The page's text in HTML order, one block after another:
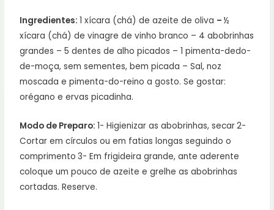
Ingredientes:1 xícara (chá) de azeite de oliva –½
xícara (chá) de vinagre de vinho branco – 4 abobrinhas
grandes – 5 dentes de alho picados – 1 pimenta-dedo-
de-moça, sem sementes, bem picada – Sal, noz
moscada e pimenta-do-reino a gosto. Se gostar:
orégano e ervas picadinha.
Modo de Preparo:1- Higienizar as abobrinhas, secar2-
Cortar em círculos ou em fatias longas seguindo o
comprimento 3- Em frigideira grande, ante aderente
coloque um pouco de azeite e grelhe as abobrinhas
cortadas. Reserve.